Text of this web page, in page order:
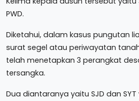
PWD.
Diketahui, dalam kasus pungutan
surat segel atau periwayatan
telah menetapkan 3 perangkat
tersangka.
Dua diantaranya yaitu SJD dan